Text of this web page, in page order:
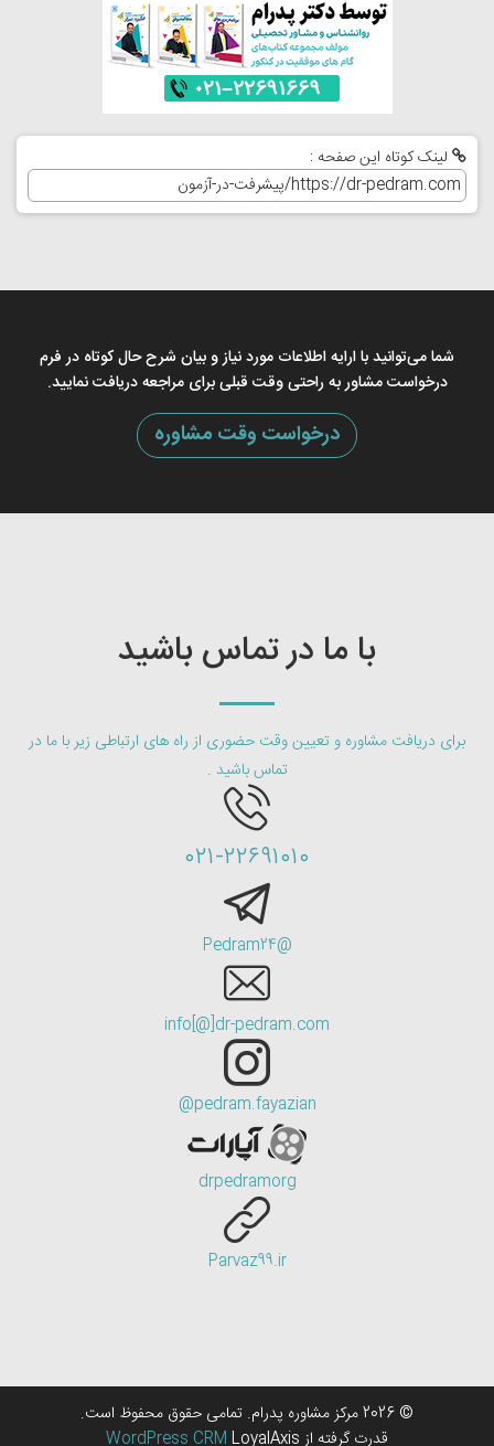
لینک کوتاه این صفحه :
شما می‌توانید با ارایه اطلاعات مورد نیاز و بیان شرح حال کوتاه در فرم
درخواست مشاور به راحتی وقت قبلی برای مراجعه دریافت نمایید.
درخواست وقت مشاوره
با ما در تماس باشید
برای دریافت مشاوره و تعیین وقت حضوری از راه های ارتباطی زیر با ما در
تماس باشید .
۰۲۱-۲۲۶۹۱۰۱۰
@Pedram24
info[@]dr-pedram.com
pedram.fayazian@
drpedramorg
Parvaz99.ir
© 2026 مرکز مشاوره پدرام. تمامی حقوق محفوظ است.
قدرت گرفته از
WordPress CRM LoyalAxis